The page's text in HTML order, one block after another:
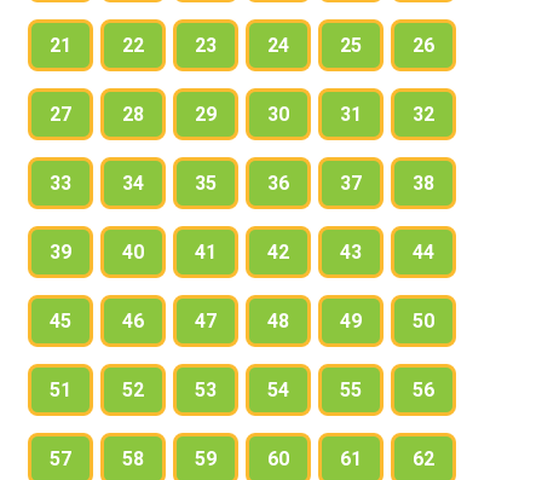
21 22 23 24 25 26
27 28 29 30 31 32
33 34 35 36 37 38
39 40 41 42 43 44
45 46 47 48 49 50
51 52 53 54 55 56
57 58 59 60 61 62